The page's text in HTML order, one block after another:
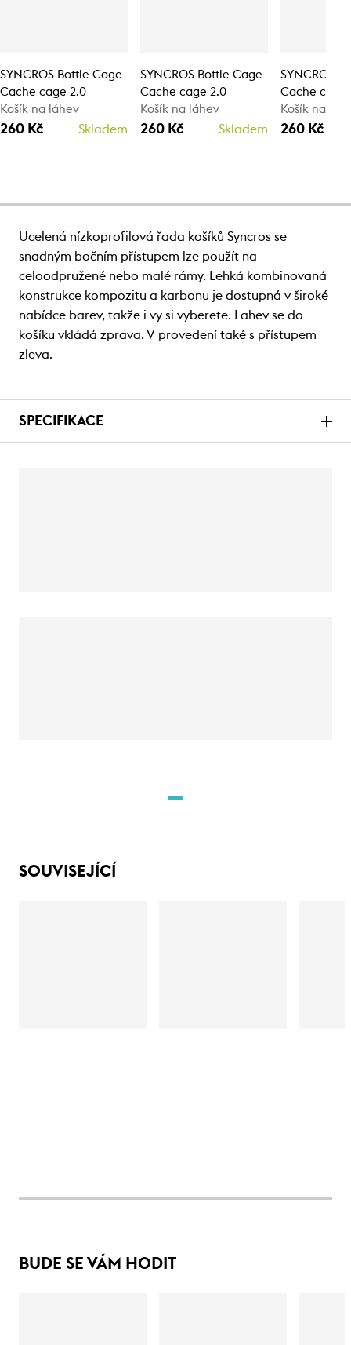
SYNCROS Bottle Cage
Cache cage 2.0
Košík na láhev
260 Kč Skladem
SYNCROS Bottle Cage
Cache cage 2.0
Košík na láhev
260 Kč Skladem
SYNCROS
Cache cage
Košík na
260 Kč
Ucelená nízkoprofilová řada košíků Syncros se
snadným bočním přístupem lze použít na
celoodpružené nebo malé rámy. Lehká kombinovaná
konstrukce kompozitu a karbonu je dostupná v široké
nabídce barev, takže i vy si vyberete. Lahev se do
košíku vkládá zprava. V provedení také s přístupem
zleva.
SPECIFIKACE
SOUVISEJÍCÍ
BUDE SE VÁM HODIT